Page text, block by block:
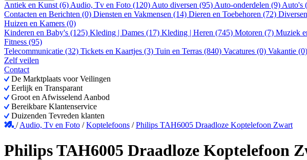
Antiek en Kunst (6) Audio, Tv en Foto (120) Auto diversen (95) Auto-onderdelen (9) Auto's
Contacten en Berichten (0) Diensten en Vakmensen (14) Dieren en Toebehoren (72)
Huizen en Kamers (0)
Kinderen en Baby's (125) Kleding | Dames (17) Kleding | Heren (745) Motoren (7) Muziek
Fitness (95)
Telecommunicatie (32) Tickets en Kaartjes (3) Tuin en Terras (840) Vacatures (0) Vakantie (0)
Zelf veilen
Contact
De Marktplaats voor Veilingen
Eerlijk en Transparant
Groot en Afwisselend Aanbod
Bereikbare Klantenservice
Duizenden Tevreden klanten
/Audio, Tv en Foto /Koptelefoons /Philips TAH6005 Draadloze Koptelefoon Zwart
Philips TAH6005 Draadloze Koptelefoon